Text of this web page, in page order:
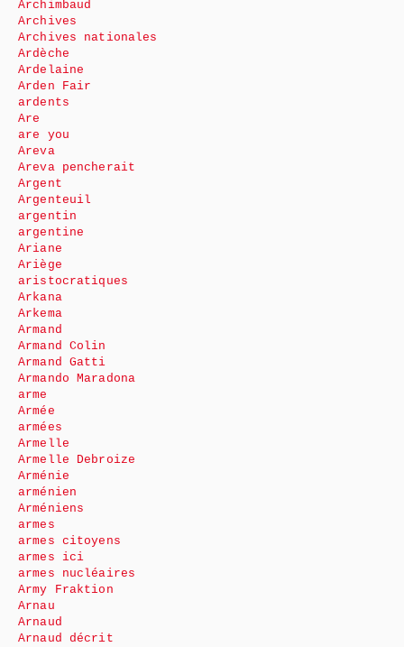
Archimbaud
Archives
Archives nationales
Ardèche
Ardelaine
Arden Fair
ardents
Are
are you
Areva
Areva pencherait
Argent
Argenteuil
argentin
argentine
Ariane
Ariège
aristocratiques
Arkana
Arkema
Armand
Armand Colin
Armand Gatti
Armando Maradona
arme
Armée
armées
Armelle
Armelle Debroize
Arménie
arménien
Arméniens
armes
armes citoyens
armes ici
armes nucléaires
Army Fraktion
Arnau
Arnaud
Arnaud décrit